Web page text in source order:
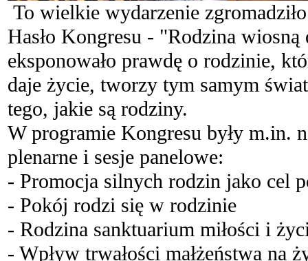
To wielkie wydarzenie
Hasło Kongresu - "Rodzina
eksponowało prawdę o rodzinie,
daje życie, tworzy tym samym
tego, jakie są rodziny.
W programie Kongresu były m.in.
plenarne i sesje panelowe:
- Promocja silnych rodzin jako cel
- Pokój rodzi się w rodzinie
- Rodzina sanktuarium miłości i
- Wpływ trwałości małżeństwa na